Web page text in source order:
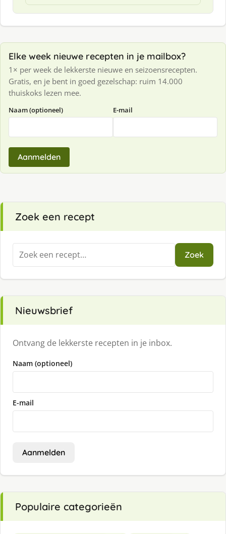
Elke week nieuwe recepten in je mailbox?
1× per week de lekkerste nieuwe en seizoensrecepten.
Gratis, en je bent in goed gezelschap: ruim 14.000
thuiskoks lezen mee.
Naam (optioneel) E-mail
Aanmelden
Zoek een recept
Zoeken
naar:
Zoek
Nieuwsbrief
Ontvang de lekkerste recepten in je inbox.
Naam (optioneel)
E-mail
Aanmelden
Populaire categorieën